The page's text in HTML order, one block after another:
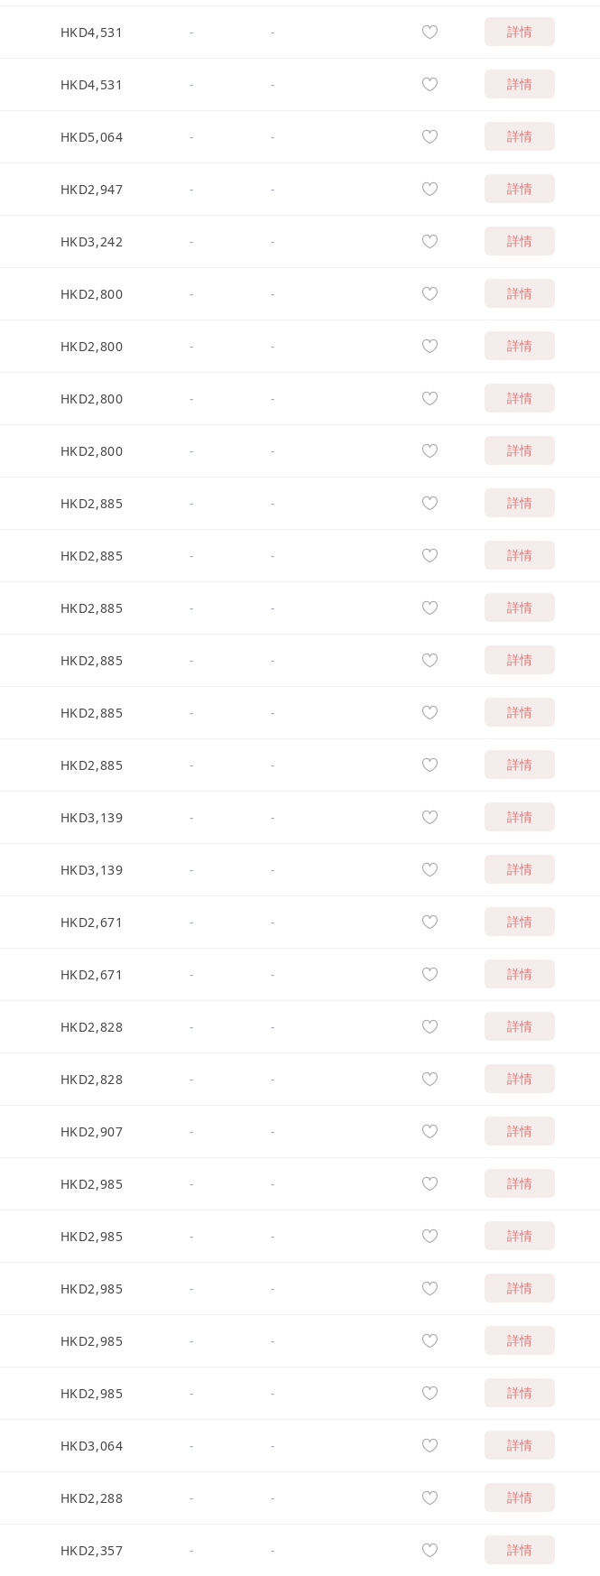
HKD4,531 - - 詳情
HKD4,531 - - 詳情
HKD5,064 - - 詳情
HKD2,947 - - 詳情
HKD3,242 - - 詳情
HKD2,800 - - 詳情
HKD2,800 - - 詳情
HKD2,800 - - 詳情
HKD2,800 - - 詳情
HKD2,885 - - 詳情
HKD2,885 - - 詳情
HKD2,885 - - 詳情
HKD2,885 - - 詳情
HKD2,885 - - 詳情
HKD2,885 - - 詳情
HKD3,139 - - 詳情
HKD3,139 - - 詳情
HKD2,671 - - 詳情
HKD2,671 - - 詳情
HKD2,828 - - 詳情
HKD2,828 - - 詳情
HKD2,907 - - 詳情
HKD2,985 - - 詳情
HKD2,985 - - 詳情
HKD2,985 - - 詳情
HKD2,985 - - 詳情
HKD2,985 - - 詳情
HKD3,064 - - 詳情
HKD2,288 - - 詳情
HKD2,357 - - 詳情